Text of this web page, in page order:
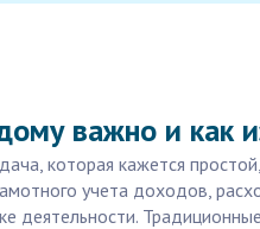
важно и как
которая кажется
учета доходов,